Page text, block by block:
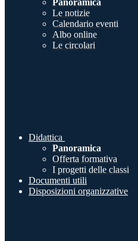
Panoramica
Le notizie
Calendario eventi
Albo online
Le circolari
Didattica
Panoramica
Offerta formativa
I progetti delle classi
Documenti utili
Disposizioni organizzative